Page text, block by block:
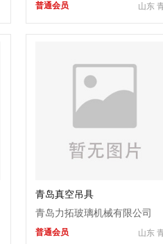
山东
普通会员
青岛真空吊具
青岛力拓玻璃机械有限公司
山东
普通会员